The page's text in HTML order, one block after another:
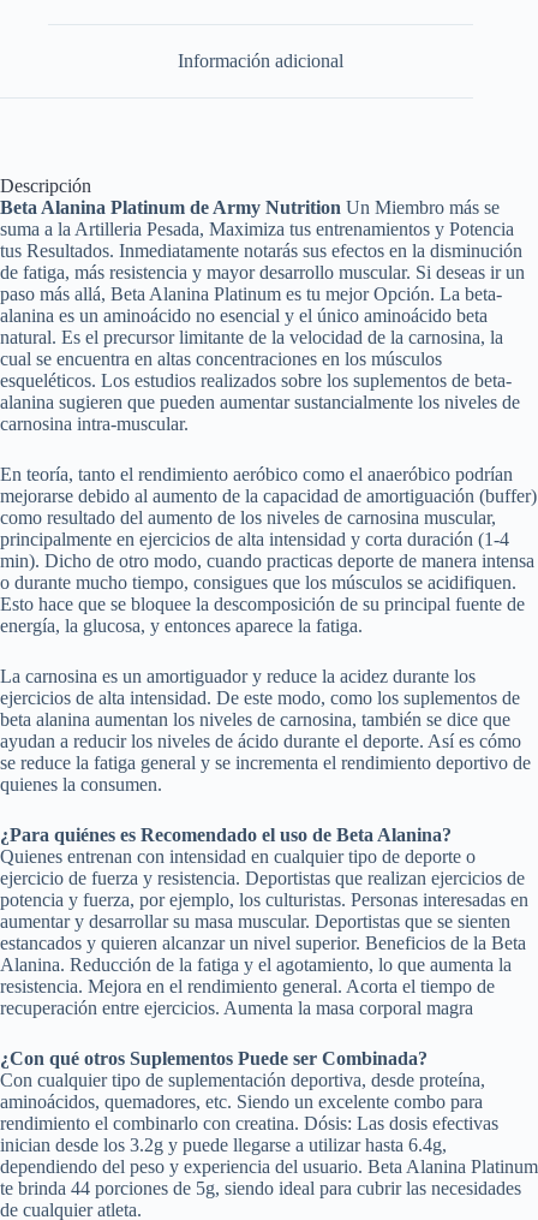
Información adicional
Descripción
Beta Alanina Platinum de Army Nutrition Un Miembro más se
suma a la Artilleria Pesada, Maximiza tus entrenamientos y Potencia
tus Resultados. Inmediatamente notarás sus efectos en la disminución
de fatiga, más resistencia y mayor desarrollo muscular. Si deseas ir un
paso más allá, Beta Alanina Platinum es tu mejor Opción. La beta-
alanina es un aminoácido no esencial y el único aminoácido beta
natural. Es el precursor limitante de la velocidad de la carnosina, la
cual se encuentra en altas concentraciones en los músculos
esqueléticos. Los estudios realizados sobre los suplementos de beta-
alanina sugieren que pueden aumentar sustancialmente los niveles de
carnosina intra-muscular.
En teoría, tanto el rendimiento aeróbico como el anaeróbico podrían
mejorarse debido al aumento de la capacidad de amortiguación (buffer)
como resultado del aumento de los niveles de carnosina muscular,
principalmente en ejercicios de alta intensidad y corta duración (1-4
min). Dicho de otro modo, cuando practicas deporte de manera intensa
o durante mucho tiempo, consigues que los músculos se acidifiquen.
Esto hace que se bloquee la descomposición de su principal fuente de
energía, la glucosa, y entonces aparece la fatiga.
La carnosina es un amortiguador y reduce la acidez durante los
ejercicios de alta intensidad. De este modo, como los suplementos de
beta alanina aumentan los niveles de carnosina, también se dice que
ayudan a reducir los niveles de ácido durante el deporte. Así es cómo
se reduce la fatiga general y se incrementa el rendimiento deportivo de
quienes la consumen.
¿Para quiénes es Recomendado el uso de Beta Alanina?
Quienes entrenan con intensidad en cualquier tipo de deporte o
ejercicio de fuerza y resistencia. Deportistas que realizan ejercicios de
potencia y fuerza, por ejemplo, los culturistas. Personas interesadas en
aumentar y desarrollar su masa muscular. Deportistas que se sienten
estancados y quieren alcanzar un nivel superior. Beneficios de la Beta
Alanina. Reducción de la fatiga y el agotamiento, lo que aumenta la
resistencia. Mejora en el rendimiento general. Acorta el tiempo de
recuperación entre ejercicios. Aumenta la masa corporal magra
¿Con qué otros Suplementos Puede ser Combinada?
Con cualquier tipo de suplementación deportiva, desde proteína,
aminoácidos, quemadores, etc. Siendo un excelente combo para
rendimiento el combinarlo con creatina. Dósis: Las dosis efectivas
inician desde los 3.2g y puede llegarse a utilizar hasta 6.4g,
dependiendo del peso y experiencia del usuario. Beta Alanina Platinum
te brinda 44 porciones de 5g, siendo ideal para cubrir las necesidades
de cualquier atleta.